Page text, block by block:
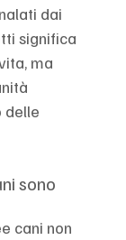
dai
significa
ma
delle
sono
cani non